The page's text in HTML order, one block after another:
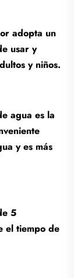
adopta un
usar y
y niños.
agua es la
y es más
5
el tiempo de